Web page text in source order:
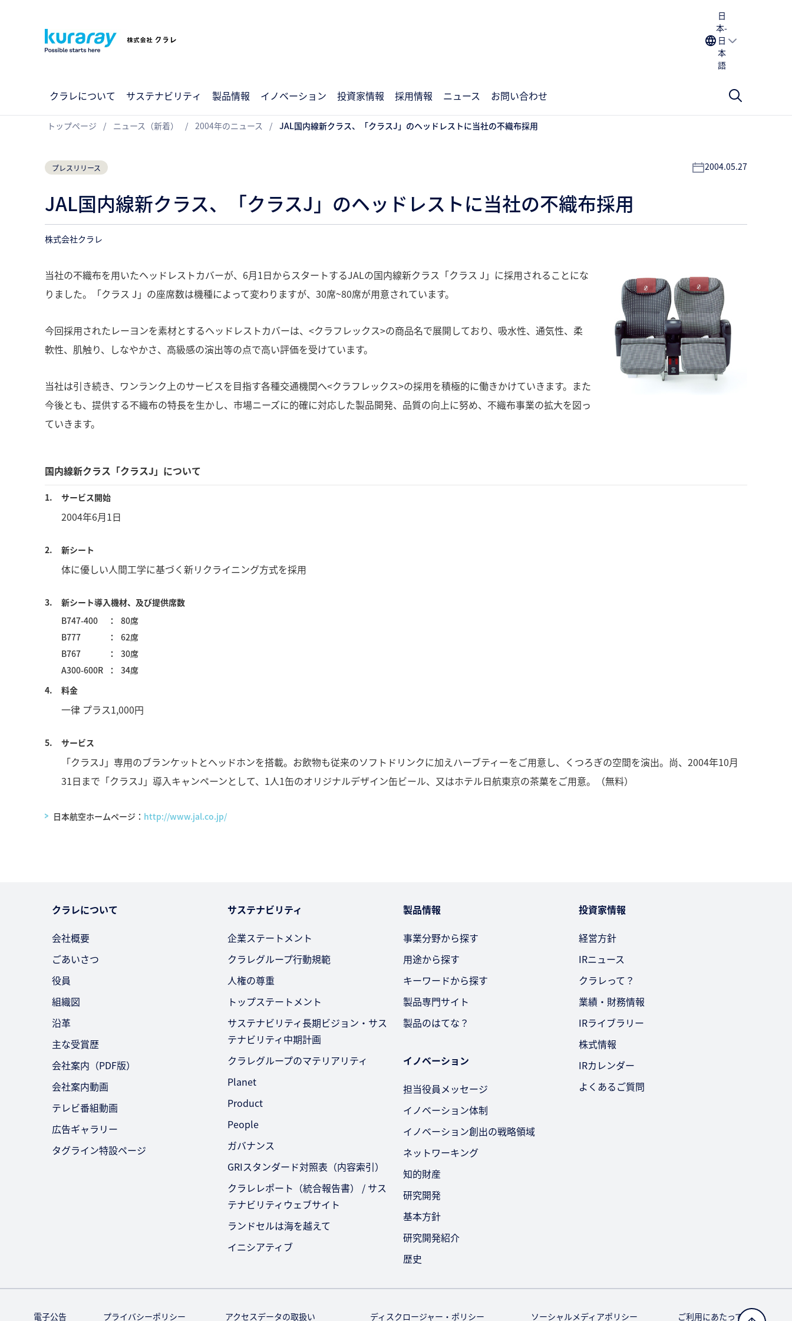
日
本-
日
本
語
クラレについて サステナビリティ 製品情報 イノベーション 投資家情報 採用情報 ニュース お問い合わせ
トップページ ニュース（新着） 2004年のニュース JAL国内線新クラス、「クラスJ」のヘッドレストに当社の不織布採用
プレスリリース 2004.05.27
JAL国内線新クラス、「クラスJ」のヘッドレストに当社の不織布採用
株式会社クラレ
当社の不織布を用いたヘッドレストカバーが、6月1日からスタートするJALの国内線新クラス「クラス J」に採用されることにな
りました。「クラス J」の座席数は機種によって変わりますが、30席~80席が用意されています。
今回採用されたレーヨンを素材とするヘッドレストカバーは、<クラフレックス>の商品名で展開しており、吸水性、通気性、柔
軟性、肌触り、しなやかさ、高級感の演出等の点で高い評価を受けています。
当社は引き続き、ワンランク上のサービスを目指す各種交通機関へ<クラフレックス>の採用を積極的に働きかけていきます。また
今後とも、提供する不織布の特長を生かし、市場ニーズに的確に対応した製品開発、品質の向上に努め、不織布事業の拡大を図っ
ていきます。
国内線新クラス「クラスJ」について
1. サービス開始
2004年6月1日
2. 新シート
体に優しい人間工学に基づく新リクライニング方式を採用
3.
新シート導入機材、及び提供席数
B747-400
80席
B777
62席
B767
30席
A300-600R
34席
4.
料金
一律 プラス1,000円
5. サービス
「クラスJ」専用のブランケットとヘッドホンを搭載。お飲物も従来のソフトドリンクに加えハーブティーをご用意し、くつろぎの空間を演出。尚、2004年10月
31日まで「クラスJ」導入キャンペーンとして、1人1缶のオリジナルデザイン缶ビール、又はホテル日航東京の茶菓をご用意。（無料）
日本航空ホームページ： http://www.jal.co.jp/
クラレについて
会社概要
ごあいさつ
役員
組織図
沿革
主な受賞歴
会社案内（PDF版）
会社案内動画
テレビ番組動画
広告ギャラリー
タグライン特設ページ
サステナビリティ
企業ステートメント
クラレグループ行動規範
人権の尊重
トップステートメント
サステナビリティ長期ビジョン・サス
テナビリティ中期計画
クラレグループのマテリアリティ
Planet
Product
People
ガバナンス
GRIスタンダード対照表（内容索引）
クラレレポート（統合報告書） / サス
テナビリティウェブサイト
ランドセルは海を越えて
イニシアティブ
製品情報
事業分野から探す
用途から探す
キーワードから探す
製品専門サイト
製品のはてな？
イノベーション
担当役員メッセージ
イノベーション体制
イノベーション創出の戦略領域
ネットワーキング
知的財産
研究開発
基本方針
研究開発紹介
歴史
投資家情報
経営方針
IRニュース
クラレって？
業績・財務情報
IRライブラリー
株式情報
IRカレンダー
よくあるご質問
電子公告 プライバシーポリシー アクセスデータの取扱い ディスクロージャー・ポリシー ソーシャルメディアポリシー ご利用にあたって